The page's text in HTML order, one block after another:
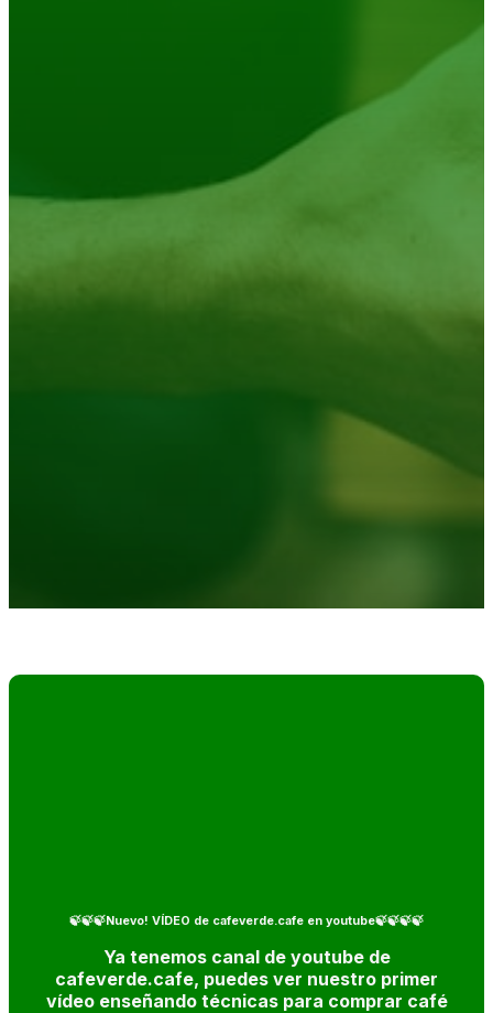
🍃🍃🍃Nuevo! VÍDEO de cafeverde.cafe en youtube🍃🍃🍃🍃
Ya tenemos canal de youtube de
cafeverde.cafe, puedes ver nuestro primer
vídeo enseñando técnicas para comprar café